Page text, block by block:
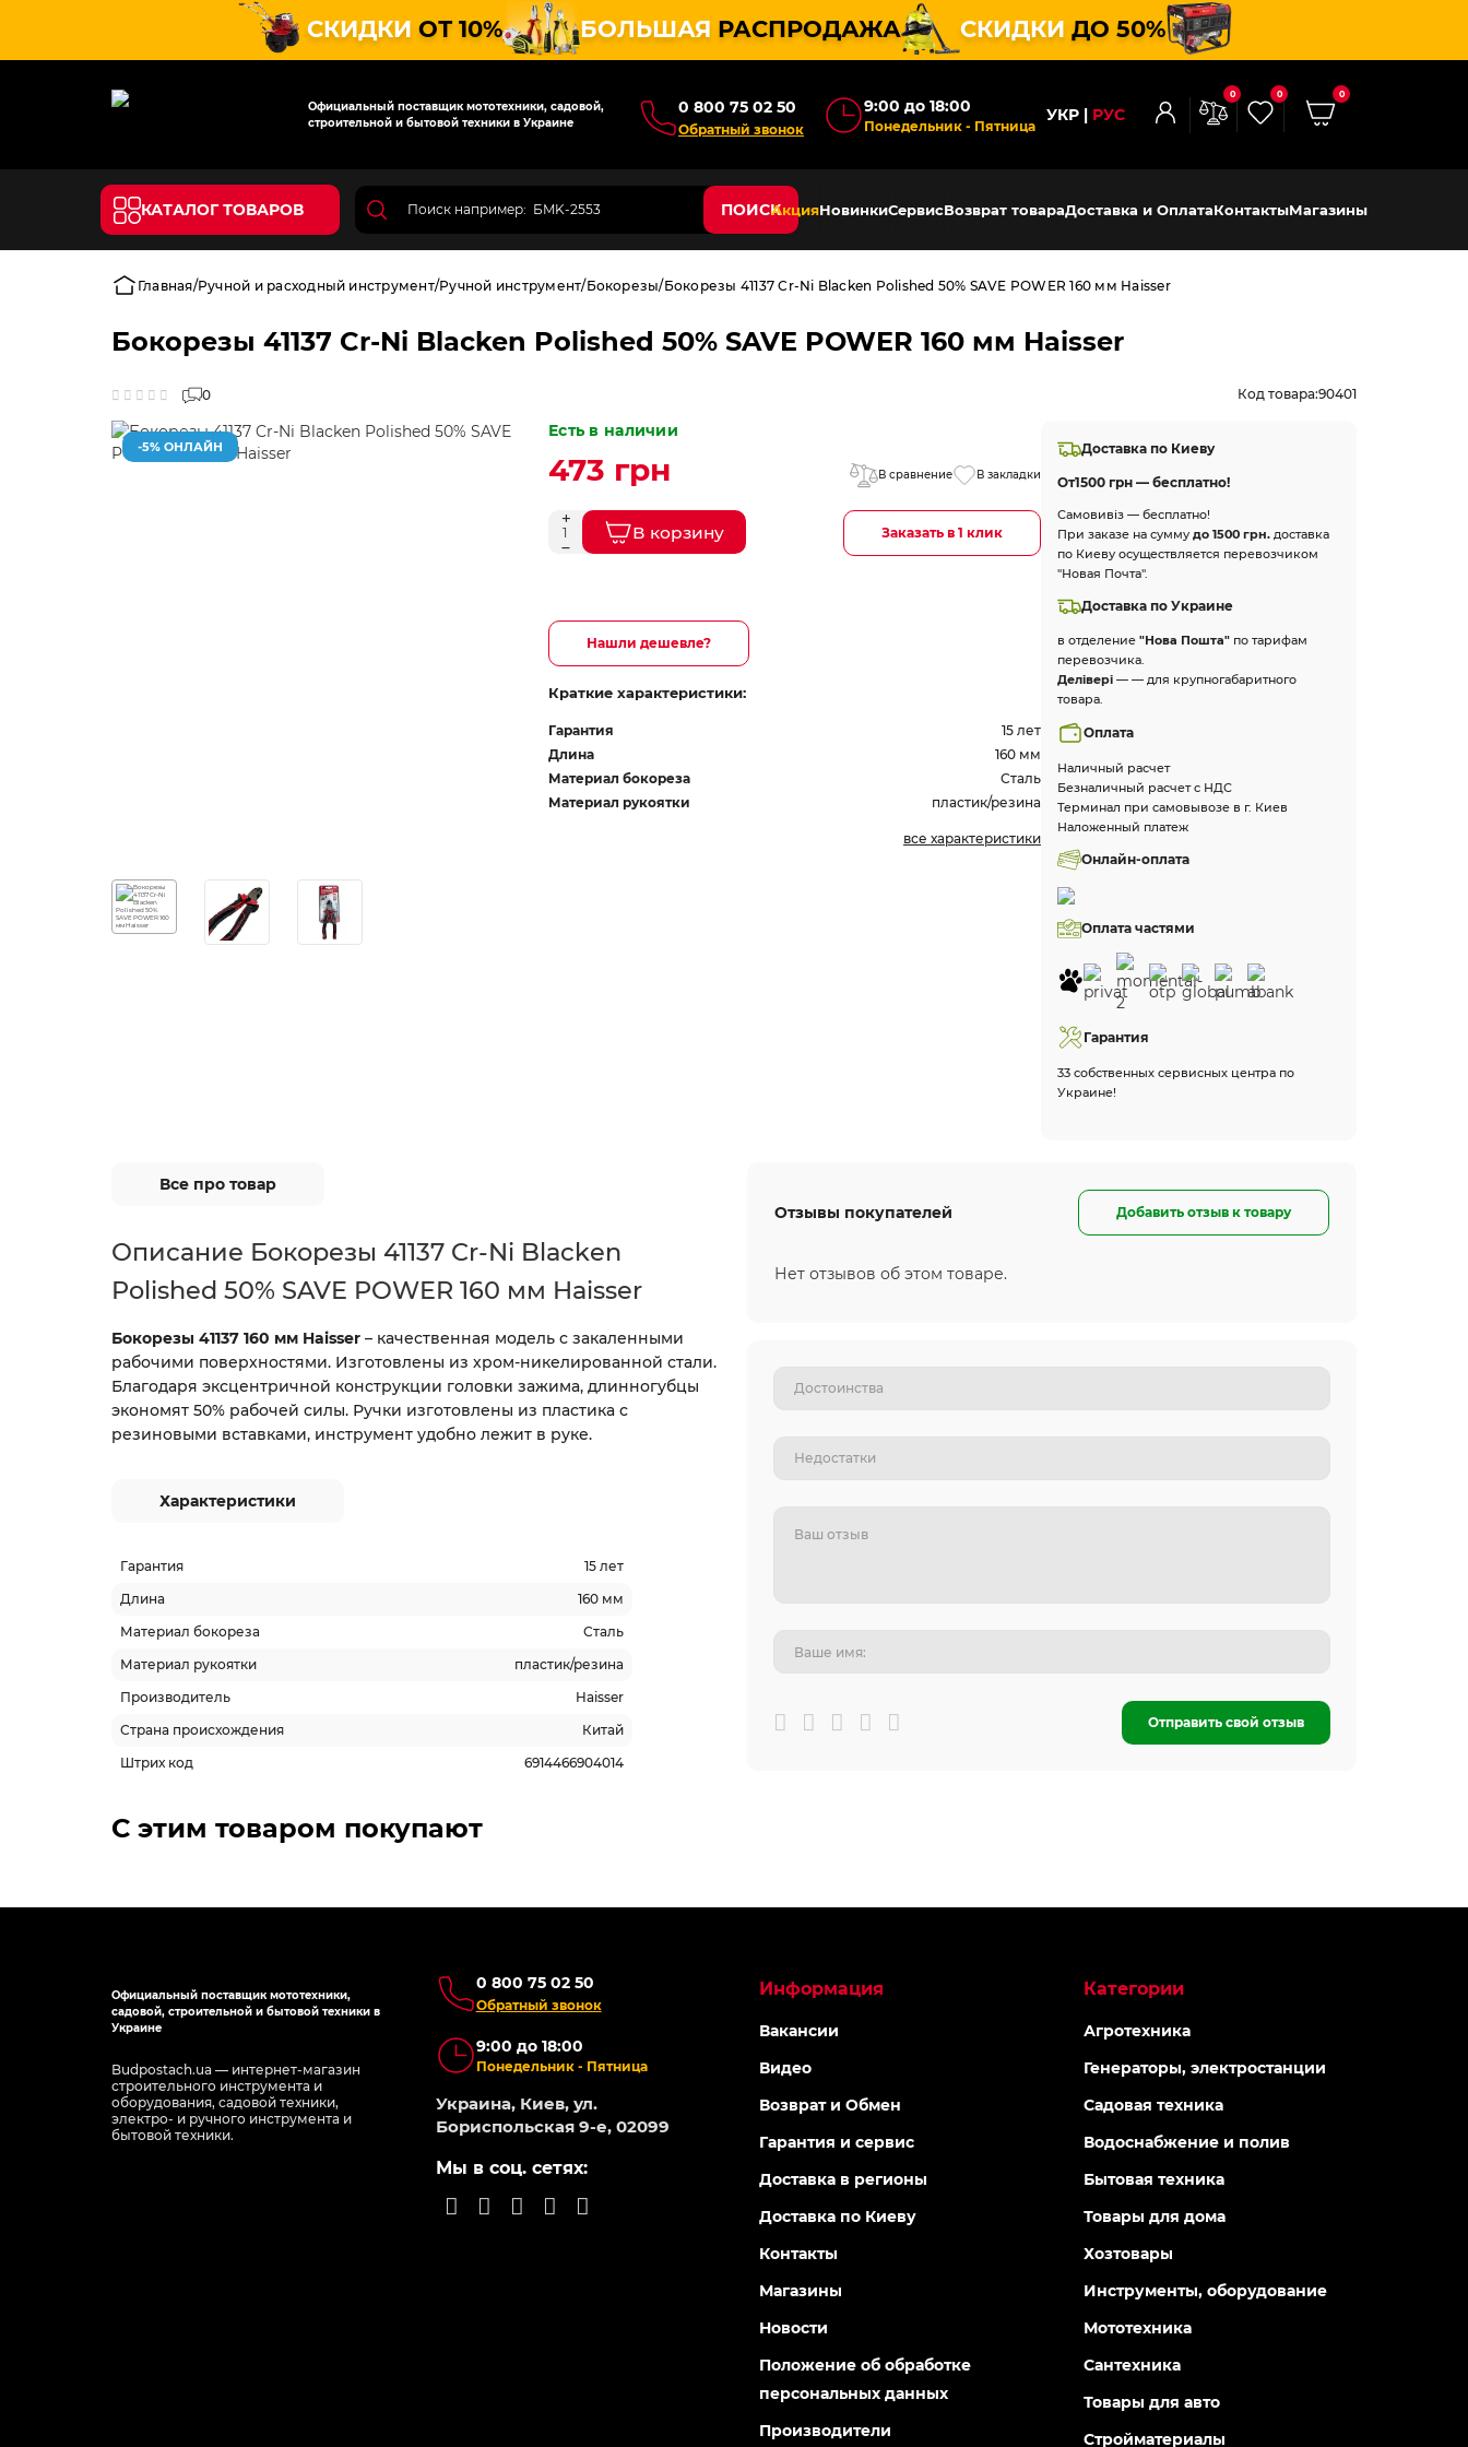
СКИДКИ ОТ 10% БОЛЬШАЯ РАСПРОДАЖА СКИДКИ ДО 50%
Официальный поставщик мототехники, садовой,
строительной и бытовой техники в Украине
0 800 75 02 50
Обратный звонок
9:00 до 18:00
Понедельник - Пятница
УКР РУС
0 0 0
КАТАЛОГ ТОВАРОВ ПОИСКАкцияНовинкиСервисВозврат товараДоставка и ОплатаКонтактыМагазины
Главная Ручной и расходный инструмент Ручной инструмент Бокорезы Бокорезы 41137 Cr-Ni Blacken Polished 50% SAVE POWER 160 мм Haisser
Бокорезы 41137 Cr-Ni Blacken Polished 50% SAVE POWER 160 мм Haisser
0 Код товара:90401
-5% ОНЛАЙН
Есть в наличии
473 грн В сравнение В закладки
В корзину Заказать в 1 клик
Нашли дешевле?
Краткие характеристики:
Гарантия
15 лет
Длина
160 мм
Материал бокореза
Сталь
Материал рукоятки
пластик/резина
все характеристики
Доставка по Киеву
От1500 грн — бесплатно!
Самовивіз — бесплатно!
При заказе на сумму до 1500 грн.доставка
по Киеву осуществляется перевозчиком
"Новая Почта".
Доставка по Украине
в отделение "Нова Пошта" по тарифам
перевозчика.
Делівері— — для крупногабаритного
товара.
Оплата
Наличный расчет
Безналичный расчет с НДС
Терминал при самовывозе в г. Киев
Наложенный платеж
Онлайн-оплата
Оплата частями
Гарантия
33 собственных сервисных центра по
Украине!
Все про товар
Описание Бокорезы 41137 Cr-Ni Blacken
Polished 50% SAVE POWER 160 мм Haisser
Бокорезы 41137 160 мм Haisser – качественная модель с закаленными
рабочими поверхностями. Изготовлены из хром-никелированной стали.
Благодаря эксцентричной конструкции головки зажима, длинногубцы
экономят 50% рабочей силы. Ручки изготовлены из пластика с
резиновыми вставками, инструмент удобно лежит в руке.
Характеристики
Гарантия
15 лет
Длина
160 мм
Материал бокореза
Сталь
Материал рукоятки
пластик/резина
Производитель
Haisser
Страна происхождения
Китай
Штрих код
6914466904014
Отзывы покупателей Добавить отзыв к товару
Нет отзывов об этом товаре.
Отправить свой отзыв
С этим товаром покупают
Официальный поставщик мототехники,
садовой, строительной и бытовой техники в
Украине
Budpostach.ua — интернет-магазин
строительного инструмента и
оборудования, садовой техники,
электро- и ручного инструмента и
бытовой техники.
0 800 75 02 50
Обратный звонок
9:00 до 18:00
Понедельник - Пятница
Украина, Киев, ул.
Бориспольская 9-е, 02099
Мы в соц. сетях:
Информация
Вакансии
Видео
Возврат и Обмен
Гарантия и сервис
Доставка в регионы
Доставка по Киеву
Контакты
Магазины
Новости
Положение об обработке
персональных данных
Производители
Категории
Агротехника
Генераторы, электростанции
Садовая техника
Водоснабжение и полив
Бытовая техника
Товары для дома
Хозтовары
Инструменты, оборудование
Мототехника
Сантехника
Товары для авто
Стройматериалы